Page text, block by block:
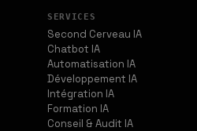
SERVICES
Second Cerveau IA
Chatbot IA
Automatisation IA
Développement IA
Intégration IA
Formation IA
Conseil & Audit IA